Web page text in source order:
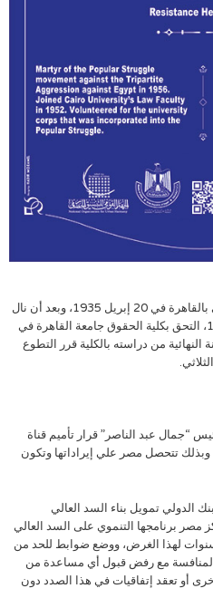
ولد جواد علي حسني بحي جاردن سيتي بالقاهرة في 20 إبريل 1935، وبعد أن نال
شهادة إتمام الدراسة الثانوية عام 1952، التحق بكلية الحقوق جامعة القاهرة في
1953، وفي السنة النهائية من دراسته بالكلية قرر التطوع
1956م أعلن الرئيس “جمال عبد الناصر” قرار تأميم قناة
تتحصل مصر علي إيراداتها وتكون
الدولي تمويل بناء السد العالي
مصر برنامجها التنموي على السد العالي
لهذا الغرض، ووضع ضوابط للحد من
المنافسة مع رفض قبول أي مساعدة من
أو تعقد إتفاقيات في هذا الصدد دون